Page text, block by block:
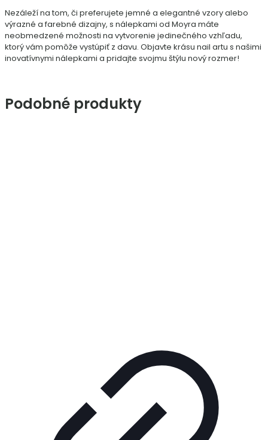
Nezáleží na tom, či preferujete jemné a elegantné vzory alebo
výrazné a farebné dizajny, s nálepkami od Moyra máte
neobmedzené možnosti na vytvorenie jedinečného vzhľadu,
ktorý vám pomôže vystúpiť z davu. Objavte krásu nail artu s našimi
inovatívnymi nálepkami a pridajte svojmu štýlu nový rozmer!
Podobné produkty